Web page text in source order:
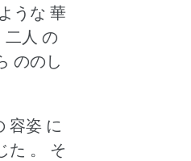
うな 華
二人 の
ののし
容姿 に
。
そ